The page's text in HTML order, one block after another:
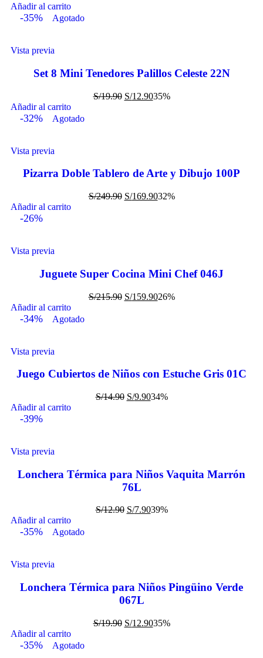
Añadir al carrito
-35% Agotado
Vista previa
Set 8 Mini Tenedores Palillos Celeste 22N
S/19.90 S/12.9035%
Añadir al carrito
-32% Agotado
Vista previa
Pizarra Doble Tablero de Arte y Dibujo 100P
S/249.90 S/169.9032%
Añadir al carrito
-26%
Vista previa
Juguete Super Cocina Mini Chef 046J
S/215.90 S/159.9026%
Añadir al carrito
-34% Agotado
Vista previa
Juego Cubiertos de Niños con Estuche Gris 01C
S/14.90 S/9.9034%
Añadir al carrito
-39%
Vista previa
Lonchera Térmica para Niños Vaquita Marrón
76L
S/12.90 S/7.9039%
Añadir al carrito
-35% Agotado
Vista previa
Lonchera Térmica para Niños Pingüino Verde
067L
S/19.90 S/12.9035%
Añadir al carrito
-35% Agotado